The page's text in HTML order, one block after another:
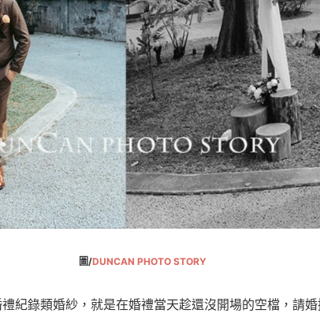
圖/DUNCAN PHOTO STORY
紀錄類婚紗，就是在婚禮當天趁還沒開場的空檔，請